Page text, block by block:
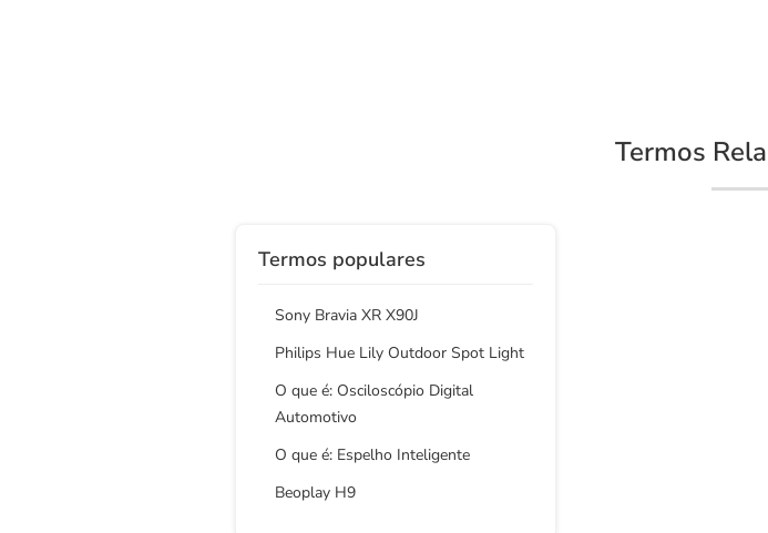
Termos
Termos populares
Sony Bravia XR X90J
Philips Hue Lily Outdoor Spot Light
O que é: Osciloscópio Digital
Automotivo
O que é: Espelho Inteligente
Beoplay H9